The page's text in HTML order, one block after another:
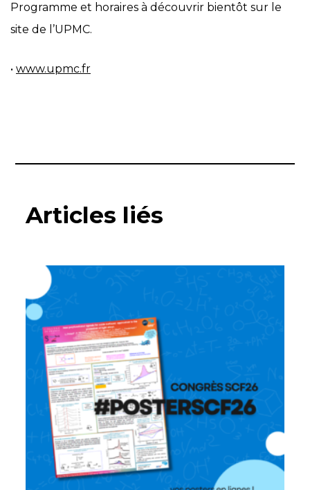
Programme et horaires à découvrir bientôt sur le
site de l’UPMC.
• www.upmc.fr
Articles liés